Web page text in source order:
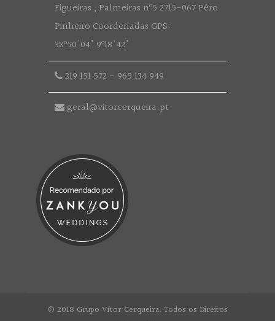
Figueiras , Palmeiras nº5 2715-067 Pêro
Pinheiro Coordenadas GPS:
38º50'04" 9º18'42"
219 151 572 - 965 134 949
geral@vitorcerqueira.pt
© 2018 Grupo Vítor Cerqueira. Todos os Direitos